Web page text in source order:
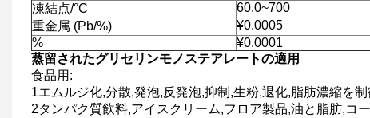
凍結点/°C
60.0~700
重金属 (Pb/%)
¥0.0005
%
¥0.0001
蒸留されたグリセリンモノステアレートの適用
食品用:
1エムルジ化,分散,発泡,反発泡,抑制,生粉,退化,脂肪濃縮を制
2タンパク質飲料,アイスクリーム,フロア製品,油と脂肪,コ